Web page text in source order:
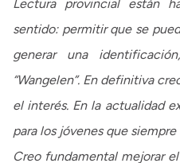
Lectura provincial están
sentido: permitir que se
generar una
“Wangelen”. En definitiva
el interés. En la actualidad
para los jóvenes que
Creo fundamental mejorar